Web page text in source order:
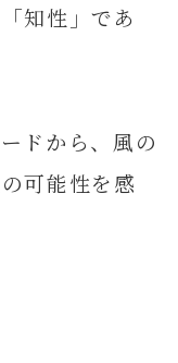
知性」であ
ドから、風の
可能性を感